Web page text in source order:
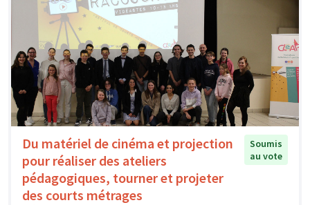
Du matériel de cinéma et projection
pour réaliser des ateliers
pédagogiques, tourner et projeter
des courts métrages
Soumis
au vote